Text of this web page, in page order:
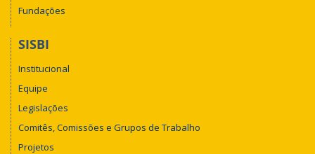
Fundações
SISBI
Institucional
Equipe
Legislações
Comitês, Comissões e Grupos de Trabalho
Projetos